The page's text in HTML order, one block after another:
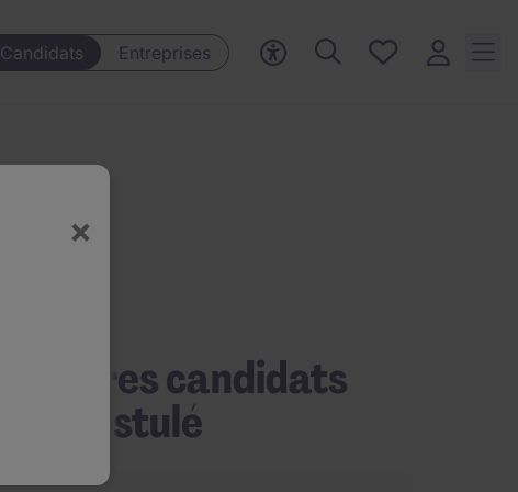
Candidats Entreprises
Mes offres, 0
D’autres candidats
ont postulé
×